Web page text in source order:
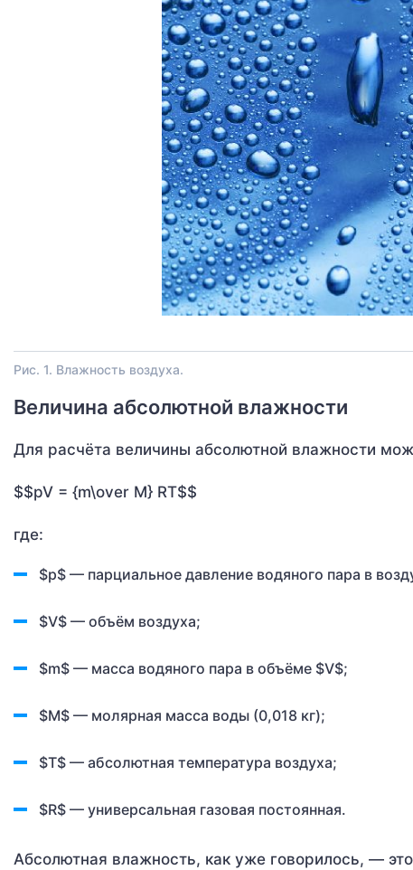
Рис. 1. Влажность воздуха.
Величина абсолютной влажности
Для расчёта величины абсолютной влажности
$$pV = {m\over M} RT$$
где:
$p$ — парциальное давление водяного пара в
$V$ — объём воздуха;
$m$ — масса водяного пара в объёме $V$;
$M$ — молярная масса воды (0,018 кг);
$T$ — абсолютная температура воздуха;
$R$ — универсальная газовая постоянная.
Абсолютная влажность, как уже говорилось, —